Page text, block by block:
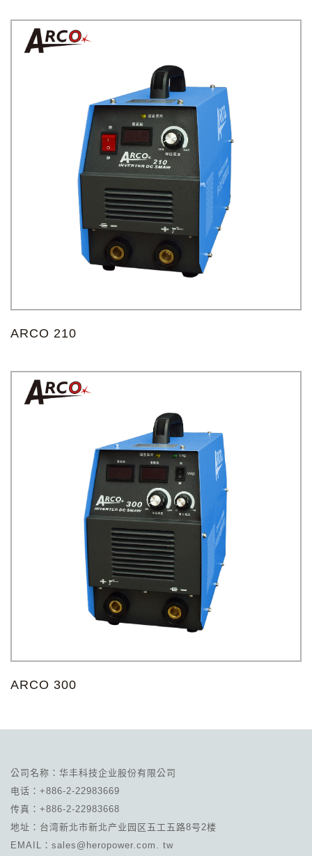
ARCO 210
ARCO 300
公司名称：华丰科技企业股份有限公司
电话：+886-2-22983669
传真：+886-2-22983668
地址：台湾新北市新北产业园区五工五路8号2楼
EMAIL：sales@heropower.com. tw
忘记您的密码了?